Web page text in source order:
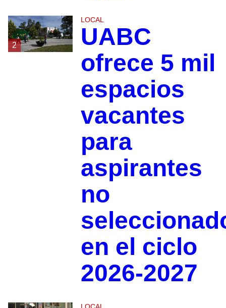
2
LOCAL
UABC
ofrece 5 mil
espacios
vacantes
para
aspirantes
no
en el ciclo
2026-2027